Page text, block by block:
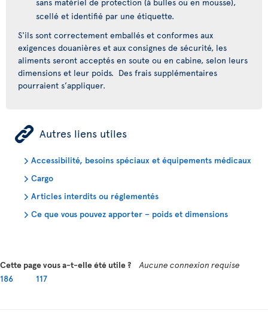
scellé et identifié par une étiquette.
S'ils sont correctement emballés et conformes aux
exigences douanières et aux consignes de sécurité, les
aliments seront acceptés en soute ou en cabine, selon leurs
dimensions et leur poids. Des frais supplémentaires
pourraient s’appliquer.
ÿ Autres liens utiles
Accessibilité, besoins spéciaux et équipements médicaux
Cargo
Articles interdits ou réglementés
Ce que vous pouvez apporter – poids et dimensions
Cette page vous a-t-elle été utile ?
Aucune connexion requise
186
117